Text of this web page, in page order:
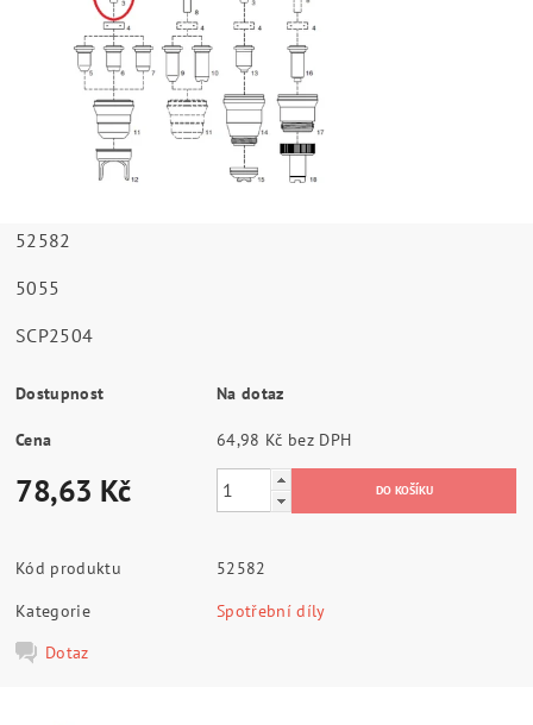
52582
5055
SCP2504
Dostupnost Na dotaz
Cena 64,98 Kč bez DPH
78,63 Kč
Kód produktu
52582
Kategorie
Spotřební díly
Dotaz